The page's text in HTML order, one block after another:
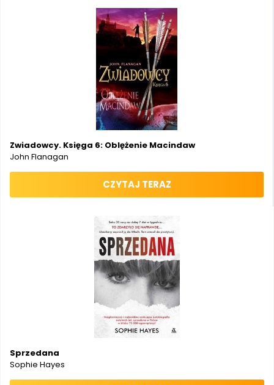
Zwiadowcy. Księga 6: Oblężenie Macindaw
John Flanagan
CZYTAJ TERAZ
Sprzedana
Sophie Hayes